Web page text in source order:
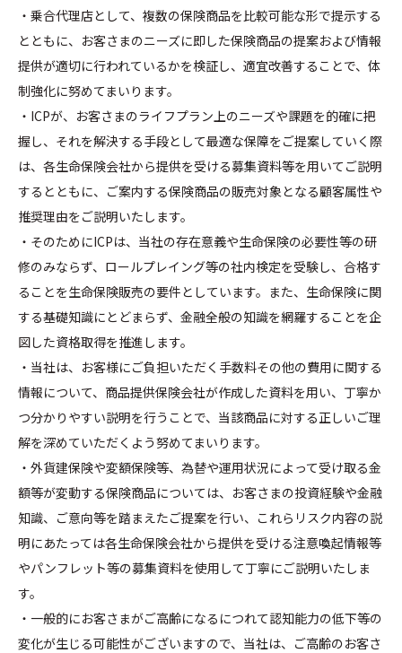
・乗合代理店として、複数の保険商品を比較可能な形で提示する
とともに、お客さまのニーズに即した保険商品の提案および情報
提供が適切に行われているかを検証し、適宜改善することで、体
制強化に努めてまいります。
・ICPが、お客さまのライフプラン上のニーズや課題を的確に把
握し、それを解決する手段として最適な保障をご提案していく際
は、各生命保険会社から提供を受ける募集資料等を用いてご説明
するとともに、ご案内する保険商品の販売対象となる顧客属性や
推奨理由をご説明いたします。
・そのためにICPは、当社の存在意義や生命保険の必要性等の研
修のみならず、ロールプレイング等の社内検定を受験し、合格す
ることを生命保険販売の要件としています。また、生命保険に関
する基礎知識にとどまらず、金融全般の知識を網羅することを企
図した資格取得を推進します。
・当社は、お客様にご負担いただく手数料その他の費用に関する
情報について、商品提供保険会社が作成した資料を用い、丁寧か
つ分かりやすい説明を行うことで、当該商品に対する正しいご理
解を深めていただくよう努めてまいります。
・外貨建保険や変額保険等、為替や運用状況によって受け取る金
額等が変動する保険商品については、お客さまの投資経験や金融
知識、ご意向等を踏まえたご提案を行い、これらリスク内容の説
明にあたっては各生命保険会社から提供を受ける注意喚起情報等
やパンフレット等の募集資料を使用して丁寧にご説明いたしま
す。
・一般的にお客さまがご高齢になるにつれて認知能力の低下等の
変化が生じる可能性がございますので、当社は、ご高齢のお客さ